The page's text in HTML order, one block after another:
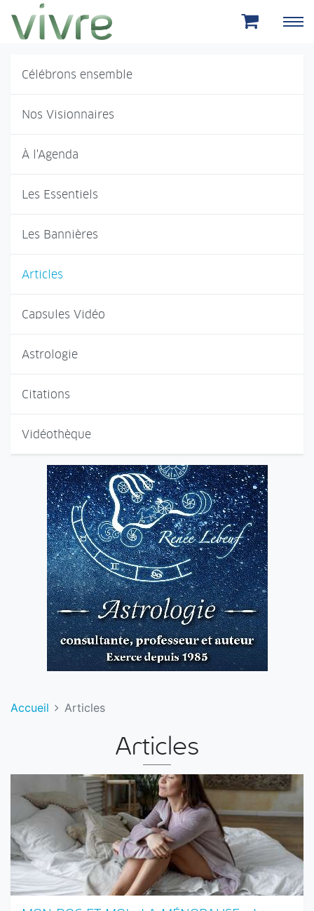
Aller au menu principal
Aller au contenu principal
Célébrons ensemble
Nos Visionnaires
À l'Agenda
Les Essentiels
Les Bannières
Articles
Capsules Vidéo
Astrologie
Citations
Vidéothèque
Accueil Articles
Articles